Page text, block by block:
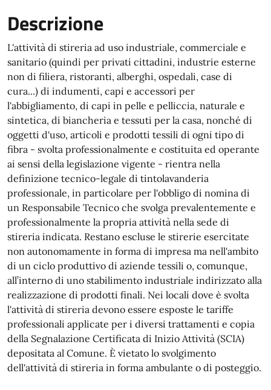
Descrizione
L'attività di stireria ad uso industriale, commerciale e
sanitario (quindi per privati cittadini, industrie esterne
non di filiera, ristoranti, alberghi, ospedali, case di
cura...) di indumenti, capi e accessori per
l'abbigliamento, di capi in pelle e pelliccia, naturale e
sintetica, di biancheria e tessuti per la casa, nonché di
oggetti d'uso, articoli e prodotti tessili di ogni tipo di
fibra - svolta professionalmente e costituita ed operante
ai sensi della legislazione vigente - rientra nella
definizione tecnico-legale di tintolavanderia
professionale, in particolare per l'obbligo di nomina di
un Responsabile Tecnico che svolga prevalentemente e
professionalmente la propria attività nella sede di
stireria indicata. Restano escluse le stirerie esercitate
non autonomamente in forma di impresa ma nell'ambito
di un ciclo produttivo di aziende tessili o, comunque,
all’interno di uno stabilimento industriale indirizzato alla
realizzazione di prodotti finali. Nei locali dove è svolta
l'attività di stireria devono essere esposte le tariffe
professionali applicate per i diversi trattamenti e copia
della Segnalazione Certificata di Inizio Attività (SCIA)
depositata al Comune. È vietato lo svolgimento
dell'attività di stireria in forma ambulante o di posteggio.